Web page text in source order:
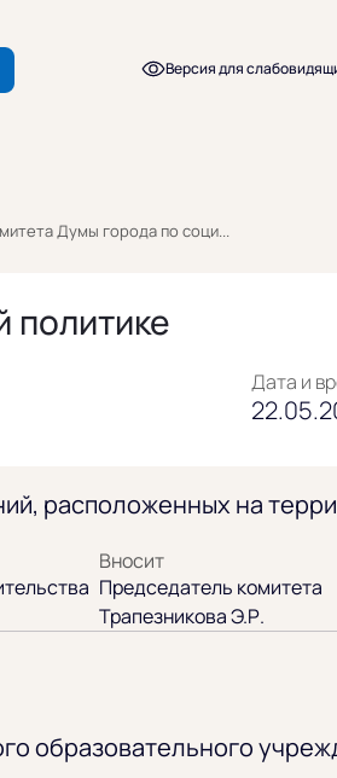
Версия для
Думы города по соци...
политике
Дата и
расположенных на
Вносит
Председатель комитета
Трапезникова Э.Р.
образовательного